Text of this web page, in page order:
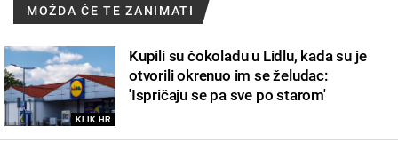
MOŽDA ĆE TE ZANIMATI
KLIK.HR
Kupili su čokoladu u Lidlu, kada su je
otvorili okrenuo im se želudac:
'Ispričaju se pa sve po starom'